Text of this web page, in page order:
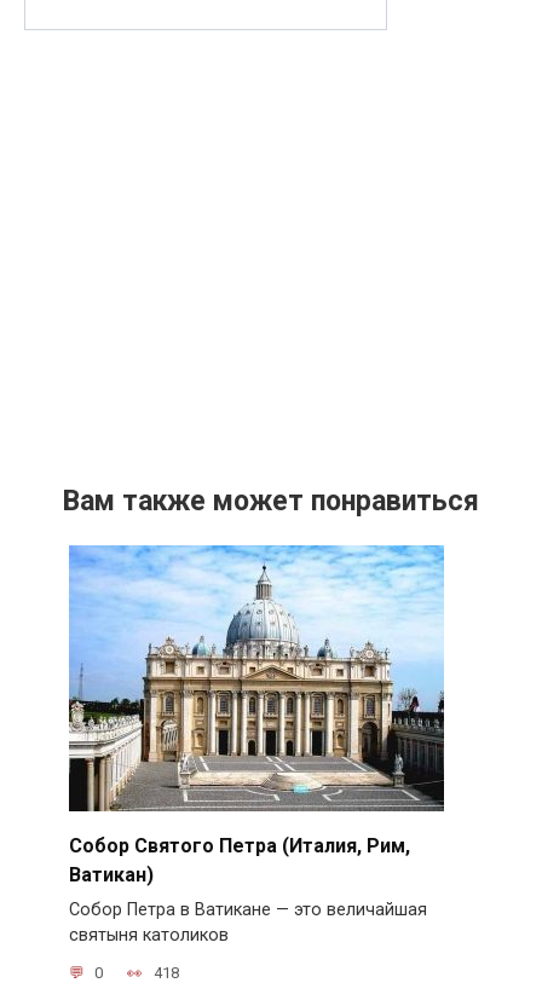
Вам также может понравиться
Собор Святого Петра (Италия, Рим,
Ватикан)
Собор Петра в Ватикане — это величайшая
святыня католиков
0 418